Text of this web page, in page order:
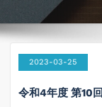
2023-03-25
令和4年度 第10